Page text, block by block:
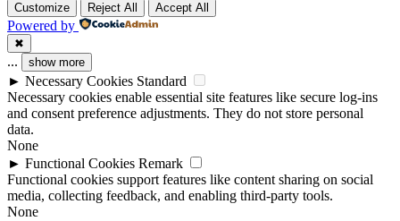
Customize Reject All Accept All
Powered by
✖
... show more
► Necessary Cookies Standard
Necessary cookies enable essential site features like secure log-ins
and consent preference adjustments. They do not store personal
data.
None
► Functional Cookies Remark
Functional cookies support features like content sharing on social
media, collecting feedback, and enabling third-party tools.
None